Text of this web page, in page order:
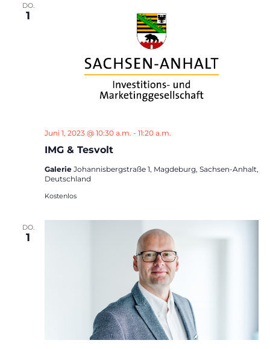
DO.
1
IMG & Tesvolt
Juni 1, 2023 @ 10:30 a.m. - 11:20 a.m.
Galerie Johannisbergstraße 1, Magdeburg, Sachsen-Anhalt,
Deutschland
Kostenlos
DO.
1